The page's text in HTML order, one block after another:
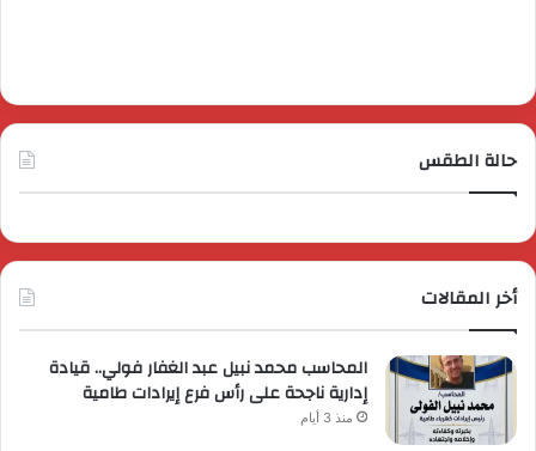
حالة الطقس
أخر المقالات
المحاسب محمد نبيل عبد الغفار فولي.. قيادة
إدارية ناجحة على رأس فرع إيرادات طامية
منذ 3 أيام